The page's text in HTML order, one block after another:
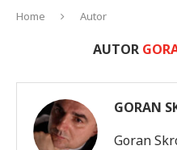
Home Autor
AUTOR
GORAN
Goran